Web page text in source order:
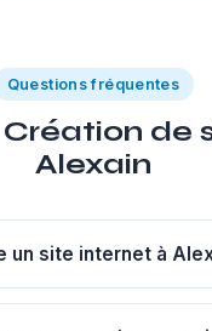
Questions fréquentes
Création de
Alexain
un site internet à
1 à 5 pages à Alexain